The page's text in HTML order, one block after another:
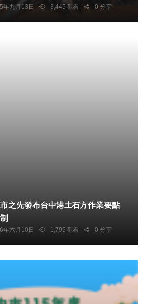
年九月13日 3,445 觀看 0 分享
之先發布台中港土石方作業要點
年六月10日 1,795 觀看 0 分享